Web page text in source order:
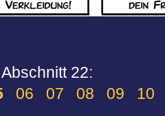
22:
06 07 08 09 10